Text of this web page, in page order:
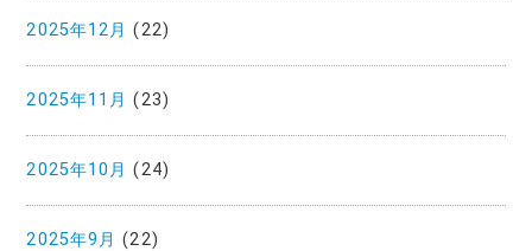
2025年12月 (22)
2025年11月 (23)
2025年10月 (24)
2025年9月 (22)